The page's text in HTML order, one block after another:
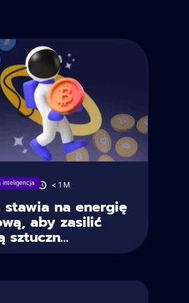
inteligencja
2025 < 1 M
stawia na energię
aby zasilić
sztuczn...